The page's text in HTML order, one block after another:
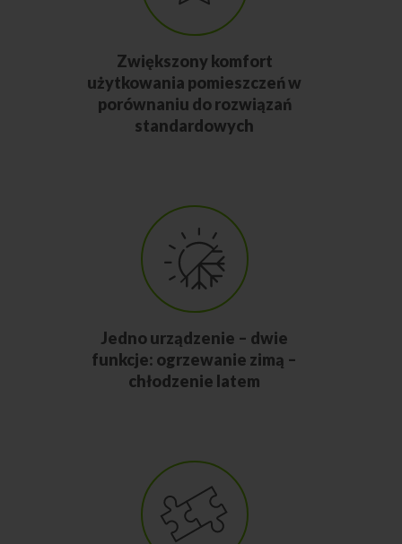
Zwiększony komfort
użytkowania pomieszczeń w
porównaniu do rozwiązań
standardowych
Jedno urządzenie – dwie
funkcje: ogrzewanie zimą –
chłodzenie latem